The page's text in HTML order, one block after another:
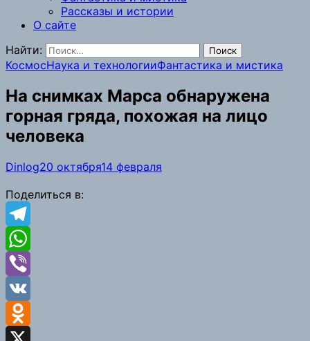
Рассказы и истории
О сайте
Найти:
КосмосНаука и технологииФантастика и мистика
На снимках Марса обнаружена
горная гряда, похожая на лицо
человека
Dinlog20 октября14 февраля
Поделиться в:
Telegram
WhatsApp
Viber
VK
Odnoklassniki